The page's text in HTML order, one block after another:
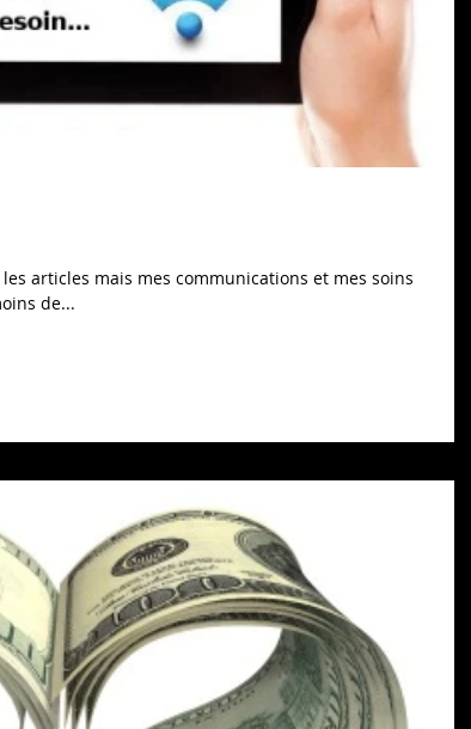
articles mais mes communications et mes soins
de...